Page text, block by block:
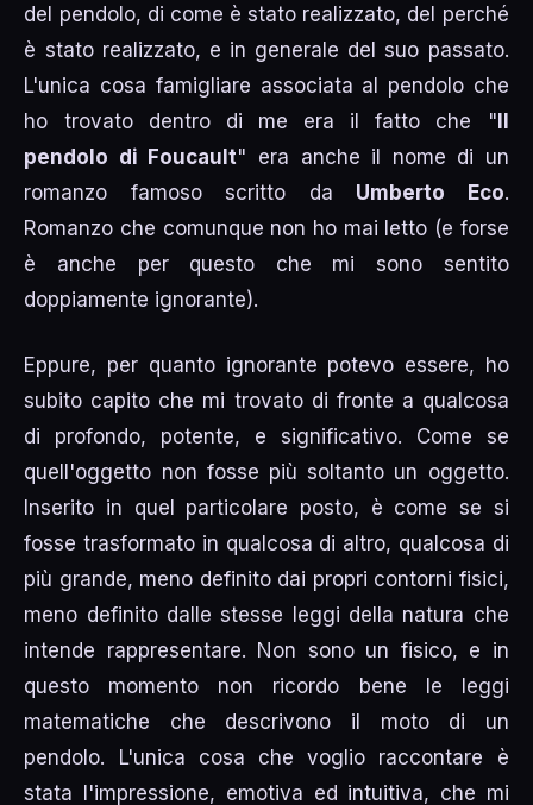
del pendolo, di come è stato realizzato, del perché
è stato realizzato, e in generale del suo passato.
L'unica cosa famigliare associata al pendolo che
ho trovato dentro di me era il fatto che "Il
pendolo di Foucault" era anche il nome di un
romanzo famoso scritto da Umberto Eco.
Romanzo che comunque non ho mai letto (e forse
è anche per questo che mi sono sentito
doppiamente ignorante).
Eppure, per quanto ignorante potevo essere, ho
subito capito che mi trovato di fronte a qualcosa
di profondo, potente, e significativo. Come se
quell'oggetto non fosse più soltanto un oggetto.
Inserito in quel particolare posto, è come se si
fosse trasformato in qualcosa di altro, qualcosa di
più grande, meno definito dai propri contorni fisici,
meno definito dalle stesse leggi della natura che
intende rappresentare. Non sono un fisico, e in
questo momento non ricordo bene le leggi
matematiche che descrivono il moto di un
pendolo. L'unica cosa che voglio raccontare è
stata l'impressione, emotiva ed intuitiva, che mi